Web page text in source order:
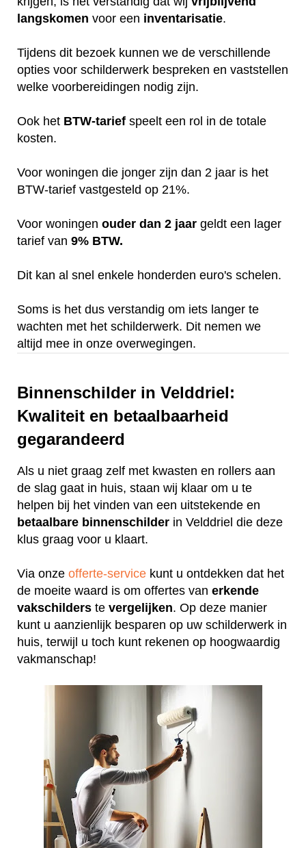
langskomen voor een inventarisatie.
Tijdens dit bezoek kunnen we de verschillende
opties voor schilderwerk bespreken en vaststellen
welke voorbereidingen nodig zijn.
Ook het BTW-tarief speelt een rol in de totale
kosten.
Voor woningen die jonger zijn dan 2 jaar is het
BTW-tarief vastgesteld op 21%.
Voor woningen ouder dan 2 jaar geldt een lager
tarief van 9% BTW.
Dit kan al snel enkele honderden euro's schelen.
Soms is het dus verstandig om iets langer te
wachten met het schilderwerk. Dit nemen we
altijd mee in onze overwegingen.
Binnenschilder in Velddriel:
Kwaliteit en betaalbaarheid
gegarandeerd
Als u niet graag zelf met kwasten en rollers aan
de slag gaat in huis, staan wij klaar om u te
helpen bij het vinden van een uitstekende en
betaalbare binnenschilder in Velddriel die deze
klus graag voor u klaart.
Via onze offerte-service kunt u ontdekken dat het
de moeite waard is om offertes van erkende
vakschilders te vergelijken. Op deze manier
kunt u aanzienlijk besparen op uw schilderwerk in
huis, terwijl u toch kunt rekenen op hoogwaardig
vakmanschap!